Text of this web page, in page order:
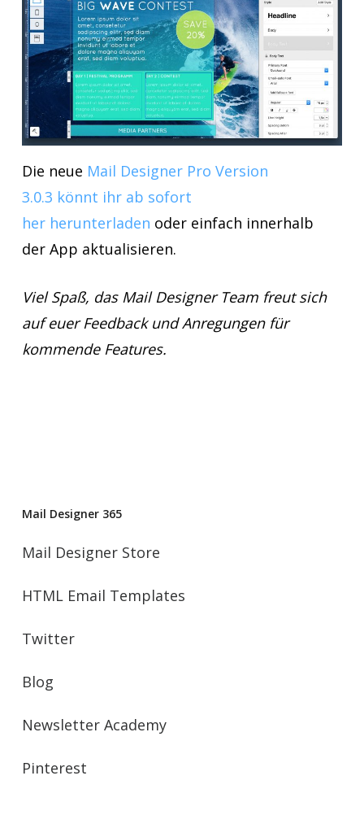
Die neue Mail Designer Pro Version
3.0.3 könnt ihr ab sofort
her herunterladen oder einfach innerhalb
der App aktualisieren.
Viel Spaß, das Mail Designer Team freut sich
auf euer Feedback und Anregungen für
kommende Features.
Mail Designer 365
Mail Designer Store
HTML Email Templates
Twitter
Blog
Newsletter Academy
Pinterest